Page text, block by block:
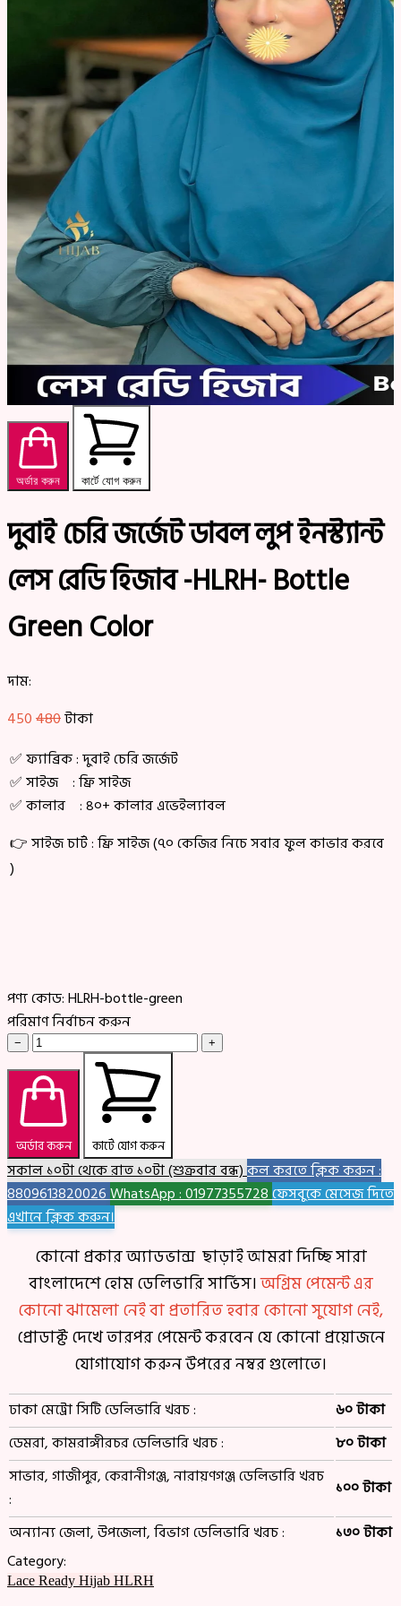
অর্ডার করুন কার্টে যোগ করুন
দুবাই চেরি জর্জেট ডাবল লুপ ইনস্ট্যান্ট
লেস রেডি হিজাব -HLRH- Bottle
Green Color
দাম:
450480টাকা
✅ ফ্যাব্রিক : দুবাই চেরি জর্জেট
✅ সাইজ : ফ্রি সাইজ
✅ কালার : ৪০+ কালার এভেইল্যাবল
👉 সাইজ চার্ট : ফ্রি সাইজ (৭০ কেজির নিচে সবার ফুল কাভার করবে
)
পণ্য কোড:HLRH-bottle-green
পরিমাণ নির্বাচন করুন
− +
অর্ডার করুন কার্টে যোগ করুন
সকাল ১০টা থেকে রাত ১০টা (শুক্রবার বন্ধ)কল করতে ক্লিক করুন :
8809613820026WhatsApp : 01977355728ফেসবুকে মেসেজ দিতে
এখানে ক্লিক করুন।
কোনো প্রকার অ্যাডভান্স ছাড়াই আমরা দিচ্ছি সারা
বাংলাদেশে হোম ডেলিভারি সার্ভিস।অগ্রিম পেমেন্ট এর
কোনো ঝামেলা নেই বা প্রতারিত হবার কোনো সুযোগ নেই,
প্রোডাক্ট দেখে তারপর পেমেন্ট করবেন যে কোনো প্রয়োজনে
যোগাযোগ করুন উপরের নম্বর গুলোতে।
ঢাকা মেট্রো সিটি ডেলিভারি খরচ :
৬০ টাকা
ডেমরা, কামরাঙ্গীরচর ডেলিভারি খরচ :
৮০ টাকা
সাভার, গাজীপুর, কেরানীগঞ্জ, নারায়ণগঞ্জ ডেলিভারি খরচ
:
১০০ টাকা
অন্যান্য জেলা, উপজেলা, বিভাগ ডেলিভারি খরচ :
১৩০ টাকা
Category:
Lace Ready Hijab HLRH